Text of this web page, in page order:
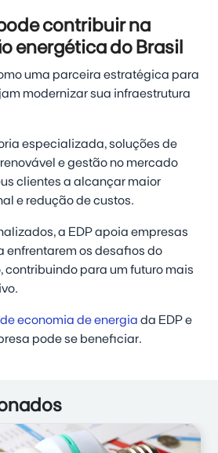
contribuir na
energética do Brasil
uma parceira estratégica para
modernizar sua infraestrutura
especializada, soluções de
e gestão no mercado
clientes a alcançar maior
e redução de custos.
a EDP apoia empresas
enfrentarem os desafios do
contribuindo para um futuro mais
economia de energia da EDP e
pode se beneficiar.